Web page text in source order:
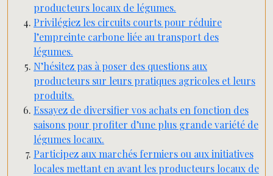
producteurs locaux de légumes.
Privilégiez les circuits courts pour réduire
l’empreinte carbone liée au transport des
légumes.
N’hésitez pas à poser des questions aux
producteurs sur leurs pratiques agricoles et leurs
produits.
Essayez de diversifier vos achats en fonction des
saisons pour profiter d’une plus grande variété de
légumes locaux.
Participez aux marchés fermiers ou aux initiatives
locales mettant en avant les producteurs locaux de